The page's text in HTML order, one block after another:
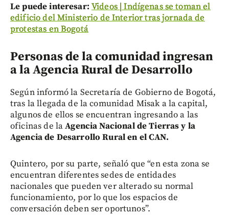
Le puede interesar: Videos | Indígenas se toman el
edificio del Ministerio de Interior tras jornada de
protestas en Bogotá
Personas de la comunidad ingresan
a la Agencia Rural de Desarrollo
Según informó la Secretaría de Gobierno de Bogotá,
tras la llegada de la comunidad Misak a la capital,
algunos de ellos se encuentran ingresando a las
oficinas de laAgencia Nacional de Tierras y la
Agencia de Desarrollo Rural en el CAN.
Quintero, por su parte, señaló que “en esta zona se
encuentran diferentes sedes de entidades
nacionales que pueden ver alterado su normal
funcionamiento, por lo que los espacios de
conversación deben ser oportunos”.